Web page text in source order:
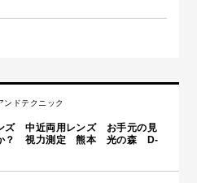
ンドテクニック
ズ 中近両用レンズ お手元の見
か？ 視力測定 熊本 光の森 D-